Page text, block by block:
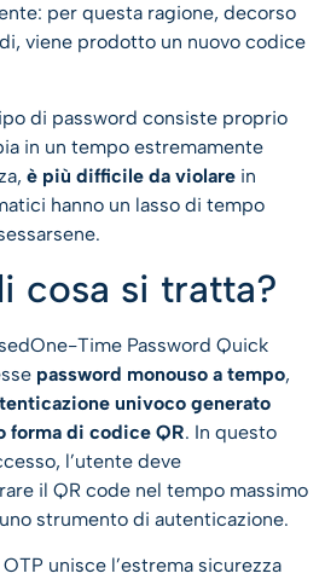
per questa ragione, decorso
viene prodotto un nuovo codice
di password consiste proprio
in un tempo estremamente
è più difficile da violare in
hanno un lasso di tempo
cosa si tratta?
Time Password Quick
password monouso a tempo,
univoco generato
forma di codice QR. In questo
l’utente deve
il QR code nel tempo massimo
strumento di autenticazione.
unisce l’estrema sicurezza